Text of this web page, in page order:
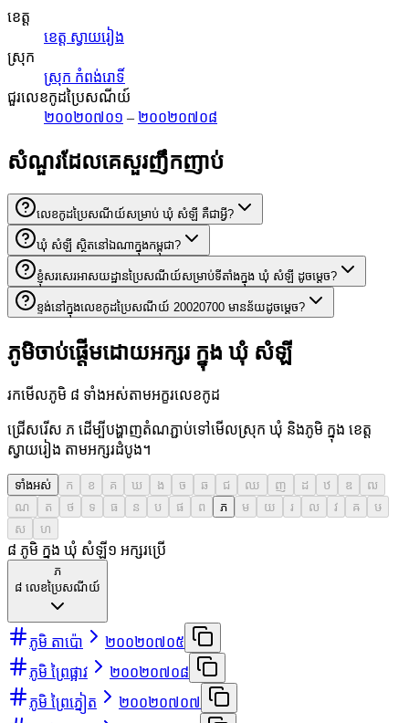
ខេត្ត
ខេត្ត ស្វាយរៀង
ស្រុក
ស្រុក កំពង់រោទិ៍
ជួរលេខកូដប្រៃសណីយ៍
២០០២០៧០១ – ២០០២០៧០៨
សំណួរដែលគេសួរញឹកញាប់
លេខកូដប្រៃសណីយ៍សម្រាប់ ឃុំ សំឡី គឺជាអ្វី?
ឃុំ សំឡី ស្ថិតនៅឯណាក្នុងកម្ពុជា?
ខ្ញុំសរសេរអាសយដ្ឋានប្រៃសណីយ៍សម្រាប់ទីតាំងក្នុង ឃុំ សំឡី ដូចម្តេច?
ខ្ទង់នៅក្នុងលេខកូដប្រៃសណីយ៍ 20020700 មានន័យដូចម្តេច?
ភូមិចាប់ផ្តើមដោយអក្សរ ក្នុង ឃុំ សំឡី
រកមើលភូមិ ៨ ទាំងអស់តាមអក្ខរលេខកូដ
ជ្រើសរើស ភ ដើម្បីបង្ហាញតំណភ្ជាប់ទៅមើលស្រុក ឃុំ និងភូមិ ក្នុង ខេត្ត
ស្វាយរៀង តាមអក្សរដំបូង។
ទាំងអស់ ក ខ គ ឃ ង ច ឆ ជ ឈ ញ ដ ឋ ឌ
ឍ
ណ
ត ថ ទ ធ ន ប ផ ព ភ ម យ រ ល វ ឝ
ឞ
ស
ហ
៨ ភូមិ ក្នុង ឃុំ សំឡី១ អក្សរប្រើ
ភ
៨ លេខប្រៃសណីយ៍
ភូមិ តាប៉ោ
២០០២០៧០៥
ភូមិ ព្រៃផ្អាវ
២០០២០៧០៨
ភូមិ ព្រៃភ្នៀត
២០០២០៧០៧